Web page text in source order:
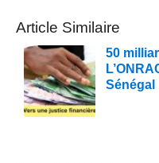
Article Similaire
50
Sénégal